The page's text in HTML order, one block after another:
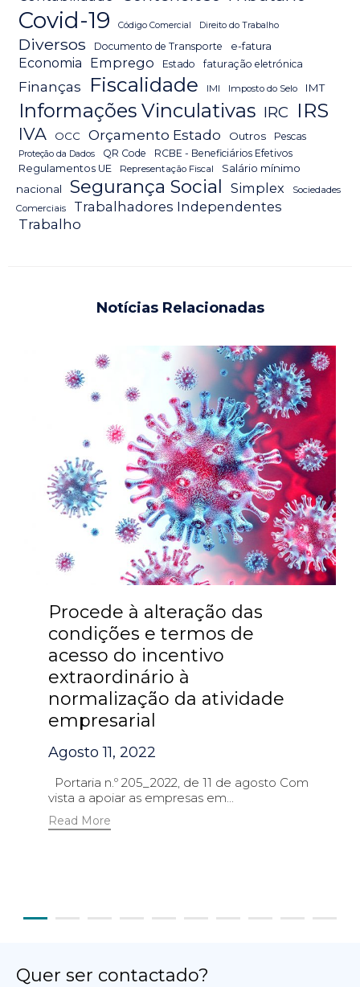
Covid-19 Código Comercial Direito do Trabalho
Diversos Documento de Transporte e-fatura
Economia Emprego Estado faturação eletrónica
Finanças Fiscalidade IMI Imposto do Selo IMT
Informações Vinculativas IRC IRS
IVA OCC Orçamento Estado Outros Pescas
Proteção da Dados QR Code
RCBE - Beneficiários Efetivos
Regulamentos UE
Representação Fiscal
Salário mínimo
nacional
Segurança Social Simplex
Sociedades
Comerciais
Trabalhadores Independentes
Trabalho
Notícias Relacionadas
Procede à alteração das
condições e termos de
acesso do incentivo
extraordinário à
normalização da atividade
empresarial
Agosto 11, 2022
Portaria n.º 205_2022, de 11 de agosto Com
vista a apoiar as empresas em...
Read More
Quer ser contactado?